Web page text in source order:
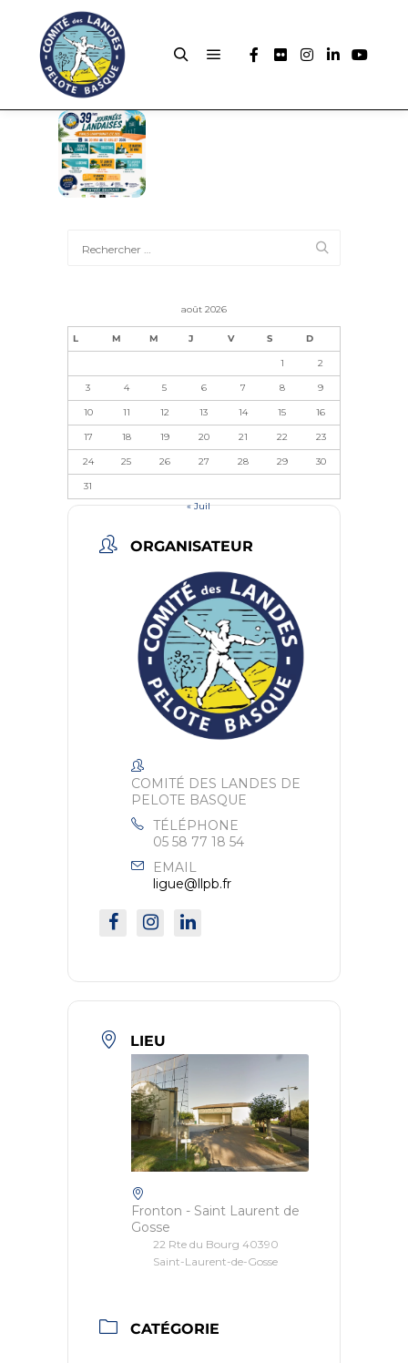
août 2026
L M M J V S D
1 2
3 4 5 6 7 8 9
10 11 12 13 14 15 16
17 18 19 20 21 22 23
24 25 26 27 28 29 30
31
« Juil
ORGANISATEUR
COMITÉ DES LANDES DE
PELOTE BASQUE
TÉLÉPHONE
05 58 77 18 54
EMAIL
ligue@llpb.fr
LIEU
Fronton - Saint Laurent de
Gosse
22 Rte du Bourg 40390
Saint-Laurent-de-Gosse
CATÉGORIE